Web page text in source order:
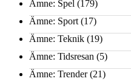
Ämne: Spel (179)
Ämne: Sport (17)
Ämne: Teknik (19)
Ämne: Tidsresan (5)
Ämne: Trender(21)